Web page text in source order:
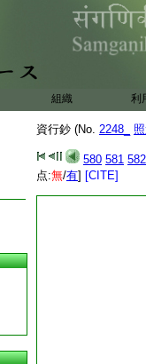
組織 利
資行鈔 (No. 2248_
580 581 582
点:無/有] [CITE]
妙用。若此即佛何
記。經説遮那遍一
都迷階漸一混聖凡
佛法將失滅是以經
墨雖無其詮只殖聞
遇而已
遍學行沙門照遠